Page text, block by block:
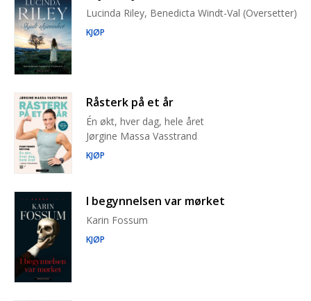
Lucinda Riley, Benedicta Windt-Val (Oversetter)
KJØP
Råsterk på et år
Én økt, hver dag, hele året
Jørgine Massa Vasstrand
KJØP
I begynnelsen var mørket
Karin Fossum
KJØP